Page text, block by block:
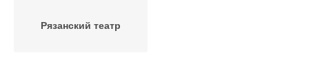
Рязанский театр